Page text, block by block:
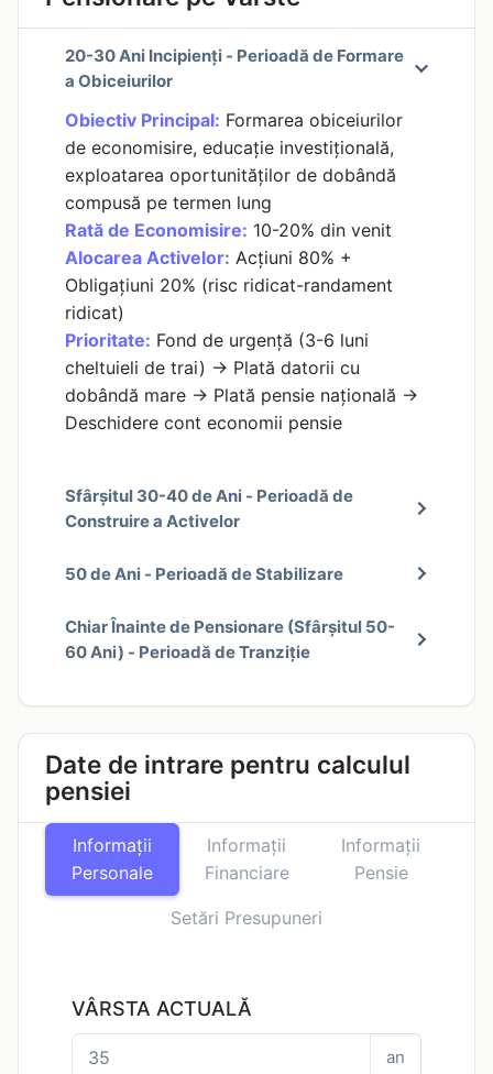
20-30 Ani Incipienți - Perioadă de Formare
a Obiceiurilor
Obiectiv Principal: Formarea obiceiurilor
de economisire, educație investițională,
exploatarea oportunităților de dobândă
compusă pe termen lung
Rată de Economisire: 10-20% din venit
Alocarea Activelor: Acțiuni 80% +
Obligațiuni 20% (risc ridicat-randament
ridicat)
Prioritate: Fond de urgență (3-6 luni
cheltuieli de trai) → Plată datorii cu
dobândă mare → Plată pensie națională →
Deschidere cont economii pensie
Sfârșitul 30-40 de Ani - Perioadă de
Construire a Activelor
50 de Ani - Perioadă de Stabilizare
Chiar Înainte de Pensionare (Sfârșitul 50-
60 Ani) - Perioadă de Tranziție
Date de intrare pentru calculul
pensiei
Informații
Personale
Informații
Financiare
Informații
Pensie
Setări Presupuneri
VÂRSTA ACTUALĂ
an